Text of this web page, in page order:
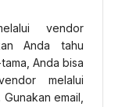
vendor
Anda tahu
Anda bisa
melalui
email,